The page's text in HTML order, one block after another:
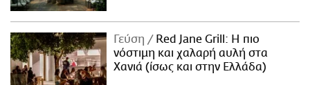
Γεύση
Red Jane Grill: Η πιο
νόστιμη και χαλαρή αυλή στα
Χανιά (ίσως και στην Ελλάδα)